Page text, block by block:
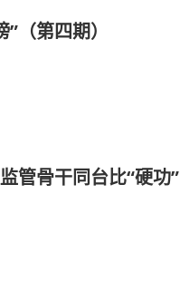
（第四期）
管骨干同台比“硬功”